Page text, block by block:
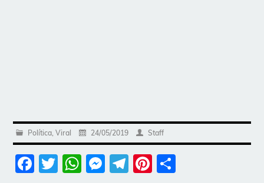
Política ,Viral 24/05/2019 Staff
Facebook
Twitter
WhatsApp
Messenger
Telegram
Pinterest